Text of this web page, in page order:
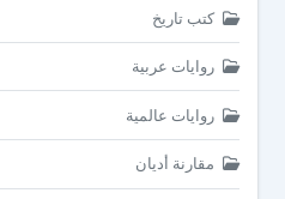
كتب تاريخ
روايات عربية
روايات عالمية
مقارنة أديان